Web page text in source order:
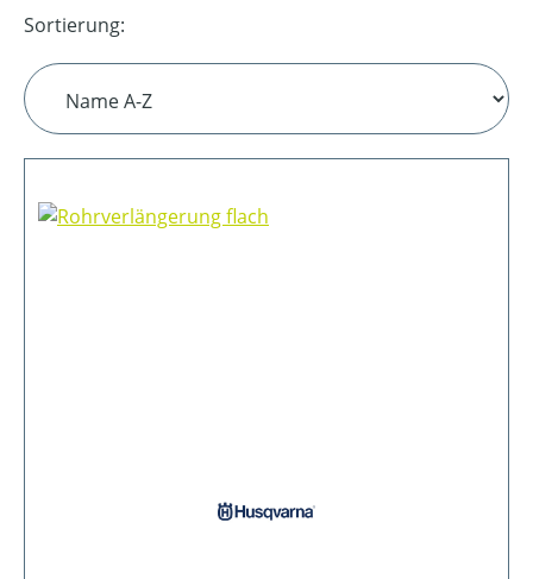
Sortierung: